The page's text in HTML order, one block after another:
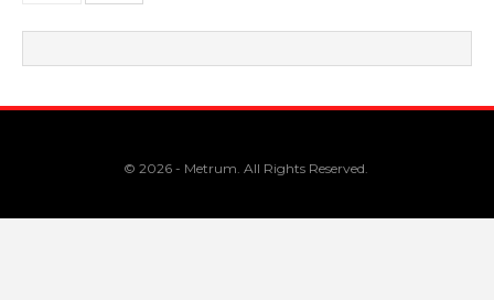
© 2026 - Metrum. All Rights Reserved.